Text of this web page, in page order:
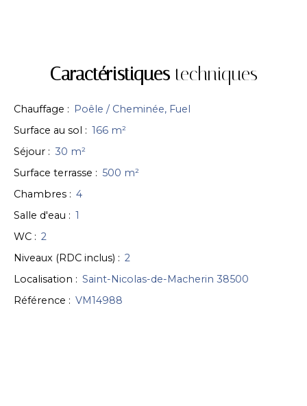
Caractéristiquestechniques
Chauffage : Poêle / Cheminée, Fuel
Surface au sol : 166 m²
Séjour : 30 m²
Surface terrasse : 500 m²
Chambres : 4
Salle d'eau : 1
WC : 2
Niveaux (RDC inclus) : 2
Localisation : Saint-Nicolas-de-Macherin 38500
Référence : VM14988